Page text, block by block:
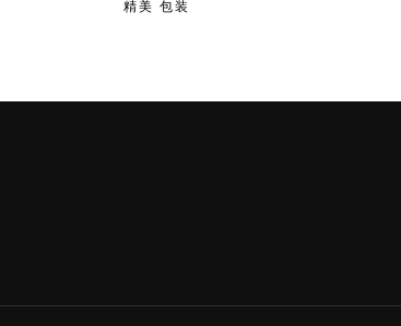
精美 包装